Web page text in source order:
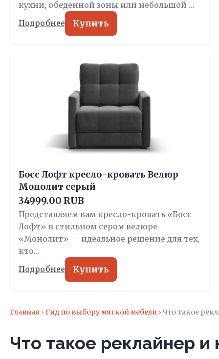
кухни, обеденной зоны или небольшой …
Подробнее Купить
Босс Лофт кресло-кровать Велюр
Монолит серый
34999.00 RUB
Представляем вам кресло-кровать «Босс
Лофт» в стильном сером велюре
«Монолит» — идеальное решение для тех,
кто…
Подробнее Купить
Главная › Гид по выбору мягкой мебели › Что такое
Что такое реклайнер и